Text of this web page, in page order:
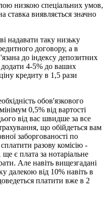
низкою спеціальних умов,
ставка виявляється значно
надавати таку низьку
договору, а в
до індексу депозитних
4-5% до ваших
кредиту в 1,5 рази
обов'язкового
0,5% від вартості
від вас швидше за все
що обійдеться вам
заборгованості по
разову комісію -
є плата за нотаріальне
Але навіть вищезгадані
далекою від 10% навіть в
платити вже в 2